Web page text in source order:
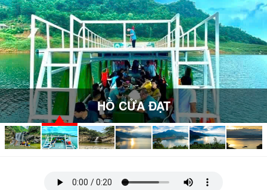
HỒ CỬA ĐẠT